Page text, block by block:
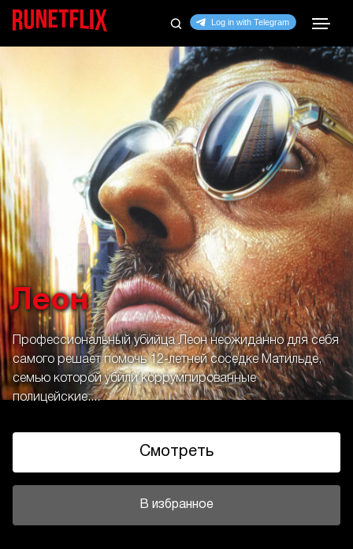
Леон
Профессиональный убийца Леон неожиданно для себя
самого решает помочь 12-летней соседке Матильде,
семью которой убили коррумпированные
полицейские....
Смотреть
В избранное